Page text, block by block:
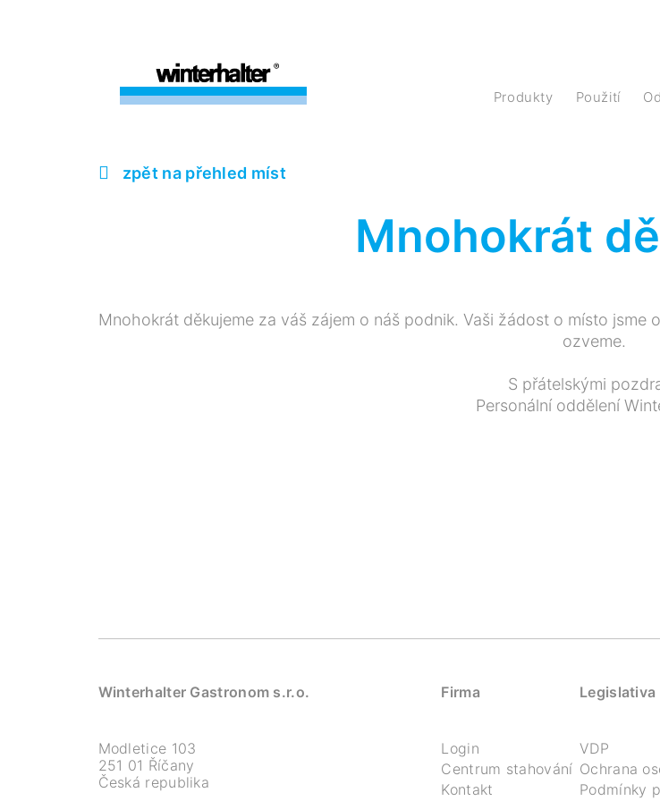
Produkty Použití
zpět na přehled míst
Mnohokrát
Mnohokrát děkujeme za váš zájem o náš podnik. Vaši žádost o místo
ozveme.
S přátelskými
Personální oddělení
Winterhalter Gastronom s.r.o.
Modletice 103
251 01 Říčany
Česká republika
Firma
Login
Centrum stahování
Kontakt
Legislativa
VDP
Ochrana
Podmínky